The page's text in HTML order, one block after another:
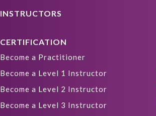
INSTRUCTORS
CERTIFICATION
Become a Practitioner
Become a Level 1 Instructor
Become a Level 2 Instructor
Become a Level 3 Instructor